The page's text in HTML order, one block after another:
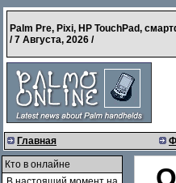
Palm Pre, Pixi, HP TouchPad,
/7 Августа, 2026 /
Главная
Кто в онлайне